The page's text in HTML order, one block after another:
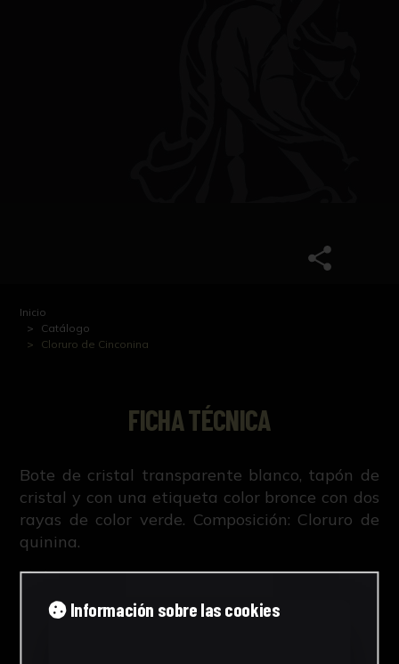
Inicio
Catálogo
Cloruro de Cinconina
FICHA TÉCNICA
Bote de cristal transparente blanco, tapón de
cristal y con una etiqueta color bronce con dos
rayas de color verde. Composición: Cloruro de
quinina.
Bibliografía:
R. Ruiz Altaba, Creación, estudio,
Información sobre las cookies